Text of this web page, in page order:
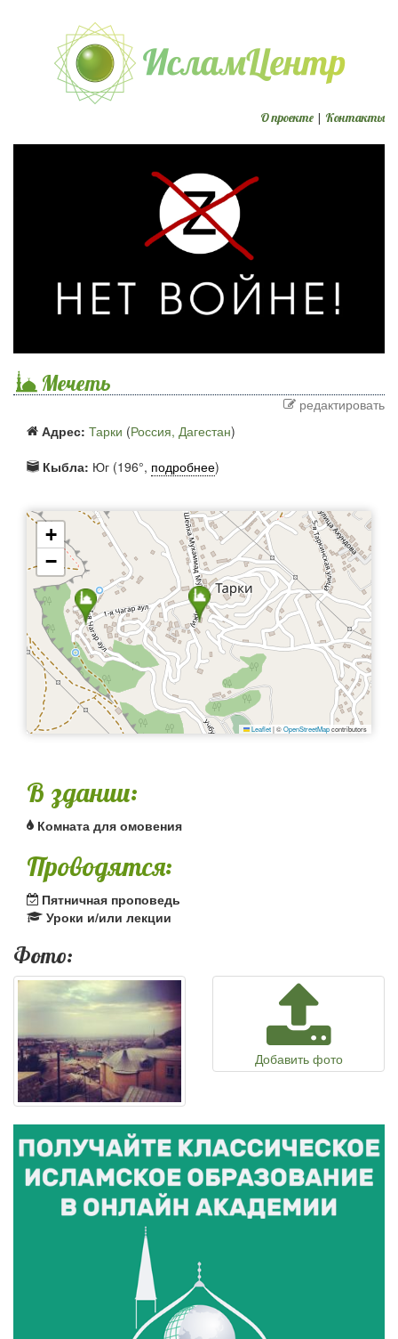
О проекте | Контакты
Мечеть
редактировать
Адрес: Тарки (Россия, Дагестан)
Кыбла: Юг (196°, подробнее)
+
−
Leaflet|©OpenStreetMapcontributors
В здании:
Комната для омовения
Проводятся:
Пятничная проповедь
Уроки и/или лекции
Фото:
Добавить фото